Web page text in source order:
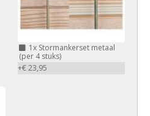
1xStormankerset metaal
(per 4 stuks)
+€ 23,95